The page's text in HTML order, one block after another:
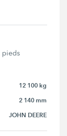
pieds
12 100 kg
2 140 mm
JOHN DEERE